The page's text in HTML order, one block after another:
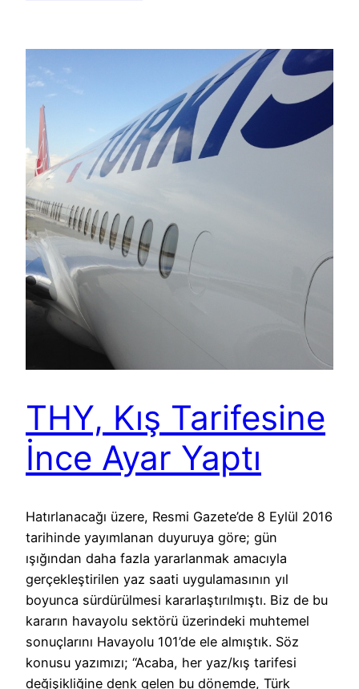
THY, Kış Tarifesine
İnce Ayar Yaptı
Hatırlanacağı üzere, Resmi Gazete’de 8 Eylül 2016
tarihinde yayımlanan duyuruya göre; gün
ışığından daha fazla yararlanmak amacıyla
gerçekleştirilen yaz saati uygulamasının yıl
boyunca sürdürülmesi kararlaştırılmıştı. Biz de bu
kararın havayolu sektörü üzerindeki muhtemel
sonuçlarını Havayolu 101’de ele almıştık. Söz
konusu yazımızı; “Acaba, her yaz/kış tarifesi
değişikliğine denk gelen bu dönemde, Türk